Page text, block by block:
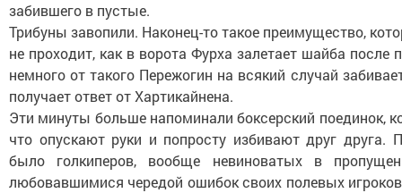
забившего в пустые.
Трибуны завопили. Наконец-то такое преимущество,
не проходит, как в ворота Фурха залетает шайба
немного от такого Пережогин на всякий случай
получает ответ от Хартикайнена.
Эти минуты больше напоминали боксерский поединок,
что опускают руки и попросту избивают друг
было голкиперов, вообще невиноватых в
любовавшимися чередой ошибок своих полевых